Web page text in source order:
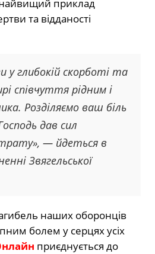
найвищий приклад
та відданості
у глибокій скорботі та
співчуття рідним і
Розділяємо ваш біль
дав сил
— йдеться в
Звягельської
наших оборонців
болем у серцях усіх
приєднується до